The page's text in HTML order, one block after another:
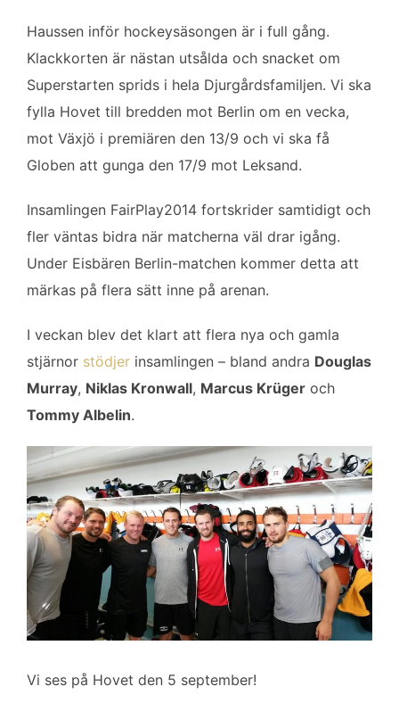
Haussen inför hockeysäsongen är i full gång.
Klackkorten är nästan utsålda och snacket om
Superstarten sprids i hela Djurgårdsfamiljen. Vi ska
fylla Hovet till bredden mot Berlin om en vecka,
mot Växjö i premiären den 13/9 och vi ska få
Globen att gunga den 17/9 mot Leksand.
Insamlingen FairPlay2014 fortskrider samtidigt och
fler väntas bidra när matcherna väl drar igång.
Under Eisbären Berlin-matchen kommer detta att
märkas på flera sätt inne på arenan.
I veckan blev det klart att flera nya och gamla
stjärnor stödjer insamlingen – bland andra Douglas
Murray, Niklas Kronwall, Marcus Krüger och
Tommy Albelin.
Vi ses på Hovet den 5 september!